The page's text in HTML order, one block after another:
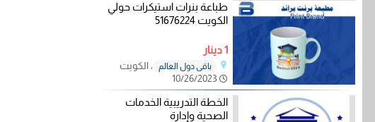
طباعة بنرات استيكرات حولي
الكويت 51676224
1 دينار
باقي دول العالم
، الكويت
10/26/2023
الخطة التدريبية الخدمات
الصحية وإدارة